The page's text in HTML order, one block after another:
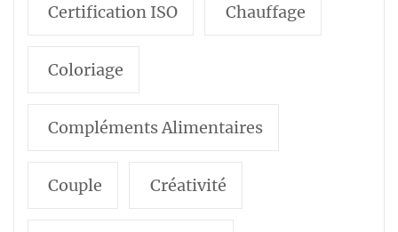
Certification ISO Chauffage
Coloriage
Compléments Alimentaires
Couple Créativité